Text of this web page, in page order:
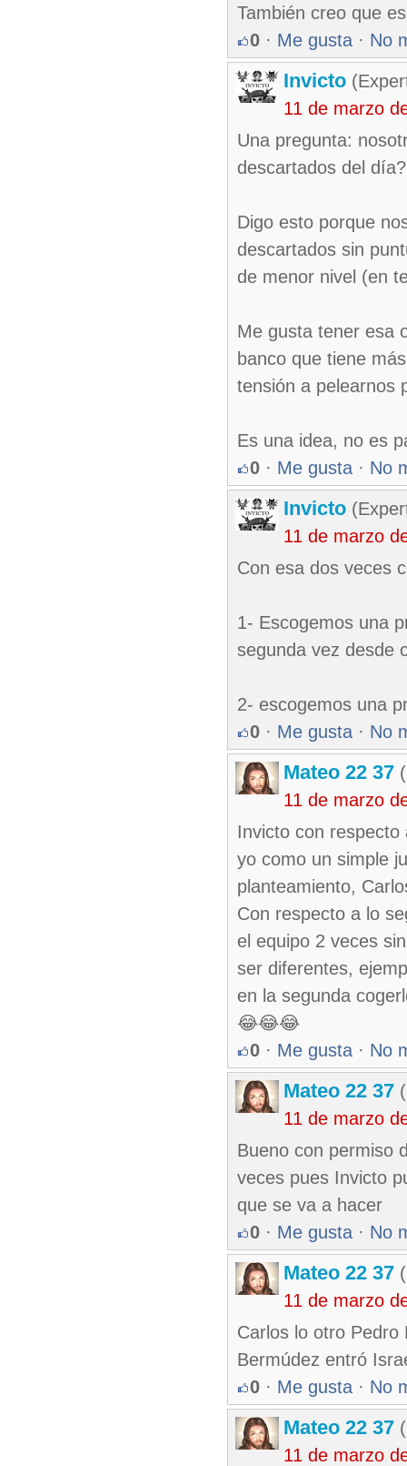
También creo que
0 · Me gusta · No
Invicto
11 de marzo
Una pregunta:
descartados del día?
Digo esto porque
descartados sin
de menor nivel (en
Me gusta tener esa
banco que tiene
tensión a pelearnos
Es una idea, no es
0 · Me gusta · No
Invicto
11 de marzo
Con esa dos veces
1- Escogemos una
segunda vez desde
2- escogemos una
0 · Me gusta · No
Mateo 22 37
11 de marzo
Invicto con
yo como un simple
planteamiento,
Con respecto a lo
el equipo 2 veces
ser diferentes,
en la segunda
😂😂😂
0 · Me gusta · No
Mateo 22 37
11 de marzo
Bueno con permiso
veces pues Invicto
que se va a hacer
0 · Me gusta · No
Mateo 22 37
11 de marzo
Carlos lo otro Pedro
Bermúdez entró
0 · Me gusta · No
Mateo 22 37
11 de marzo